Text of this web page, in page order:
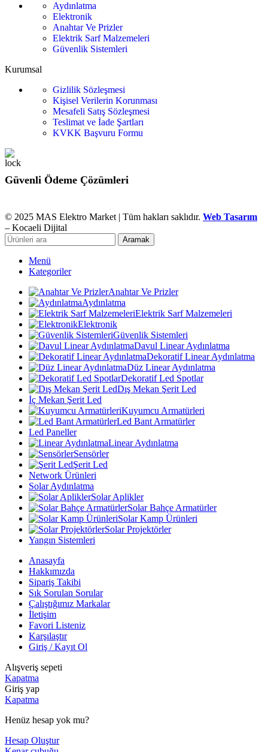
Aydınlatma
Elektronik
Anahtar Ve Prizler
Elektrik Sarf Malzemeleri
Güvenlik Sistemleri
Kurumsal
Gizlilik Sözleşmesi
Kişisel Verilerin Korunması
Mesafeli Satış Sözleşmesi
Teslimat ve İade Şartları
KVKK Başvuru Formu
Güvenli Ödeme Çözümleri
© 2025 MAS Elektro Market | Tüm hakları saklıdır. Web Tasarım
– Kocaeli Dijital
Aramak
Menü
Kategoriler
Anahtar Ve Prizler
Aydınlatma
Elektrik Sarf Malzemeleri
Elektronik
Güvenlik Sistemleri
Davul Linear Aydınlatma
Dekoratif Linear Aydınlatma
Düz Linear Aydınlatma
Dekoratif Led Spotlar
Dış Mekan Şerit Led
İç Mekan Şerit Led
Kuyumcu Armatürleri
Led Bant Armatürler
Led Paneller
Linear Aydınlatma
Sensörler
Şerit Led
Network Ürünleri
Solar Aydınlatma
Solar Aplikler
Solar Bahçe Armatürler
Solar Kamp Ürünleri
Solar Projektörler
Yangın Sistemleri
Anasayfa
Hakkımızda
Sipariş Takibi
Sık Sorulan Sorular
Çalıştığımız Markalar
İletişim
Favori Listeniz
Karşılaştır
Giriş / Kayıt Ol
Alışveriş sepeti
Kapatma
Giriş yap
Kapatma
Henüz hesap yok mu?
Hesap Oluştur